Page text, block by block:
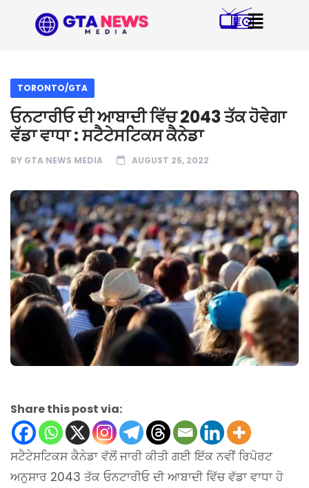
TORONTO/GTA
ਓਨਟਾਰੀਓ ਦੀ ਆਬਾਦੀ ਵਿੱਚ 2043 ਤੱਕ ਹੋਵੇਗਾ
ਵੱਡਾ ਵਾਧਾ : ਸਟੈਟੇਸਟਿਕਸ ਕੈਨੇਡਾ
BY GTA NEWS MEDIA AUGUST 25, 2022
Share this post via:
ਸਟੈਟੇਸਟਿਕਸ ਕੈਨੇਡਾ ਵੱਲੋਂ ਜਾਰੀ ਕੀਤੀ ਗਈ ਇੱਕ ਨਵੀਂ ਰਿਪੋਰਟ
ਅਨੁਸਾਰ 2043 ਤੱਕ ਓਨਟਾਰੀਓ ਦੀ ਆਬਾਦੀ ਵਿੱਚ ਵੱਡਾ ਵਾਧਾ ਹੋ